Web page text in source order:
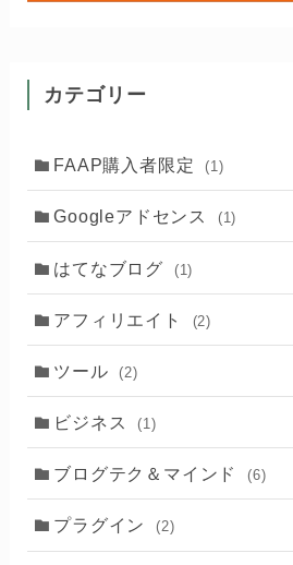
カテゴリー
FAAP購入者限定 (1)
Googleアドセンス (1)
はてなブログ (1)
アフィリエイト (2)
ツール (2)
ビジネス (1)
ブログテク＆マインド (6)
プラグイン (2)